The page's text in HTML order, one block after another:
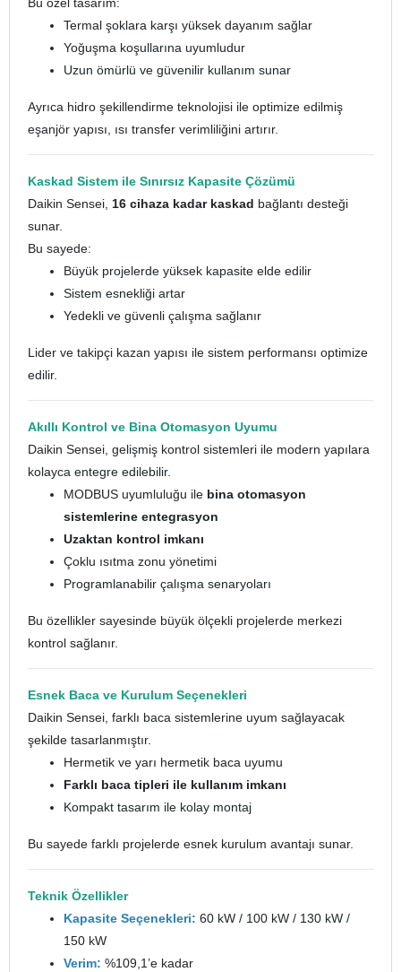
Termal şoklara karşı yüksek dayanım sağlar
Yoğuşma koşullarına uyumludur
Uzun ömürlü ve güvenilir kullanım sunar
Ayrıca hidro şekillendirme teknolojisi ile optimize edilmiş
eşanjör yapısı, ısı transfer verimliliğini artırır.
Kaskad Sistem ile Sınırsız Kapasite Çözümü
Daikin Sensei, 16 cihaza kadar kaskad bağlantı desteği
sunar.
Bu sayede:
Büyük projelerde yüksek kapasite elde edilir
Sistem esnekliği artar
Yedekli ve güvenli çalışma sağlanır
Lider ve takipçi kazan yapısı ile sistem performansı optimize
edilir.
Akıllı Kontrol ve Bina Otomasyon Uyumu
Daikin Sensei, gelişmiş kontrol sistemleri ile modern yapılara
kolayca entegre edilebilir.
MODBUS uyumluluğu ile bina otomasyon
sistemlerine entegrasyon
Uzaktan kontrol imkanı
Çoklu ısıtma zonu yönetimi
Programlanabilir çalışma senaryoları
Bu özellikler sayesinde büyük ölçekli projelerde merkezi
kontrol sağlanır.
Esnek Baca ve Kurulum Seçenekleri
Daikin Sensei, farklı baca sistemlerine uyum sağlayacak
şekilde tasarlanmıştır.
Hermetik ve yarı hermetik baca uyumu
Farklı baca tipleri ile kullanım imkanı
Kompakt tasarım ile kolay montaj
Bu sayede farklı projelerde esnek kurulum avantajı sunar.
Teknik Özellikler
Kapasite Seçenekleri: 60 kW / 100 kW / 130 kW /
150 kW
Verim: %109,1’e kadar